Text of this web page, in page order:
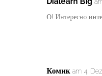
О! Интересно
Комик am 4.